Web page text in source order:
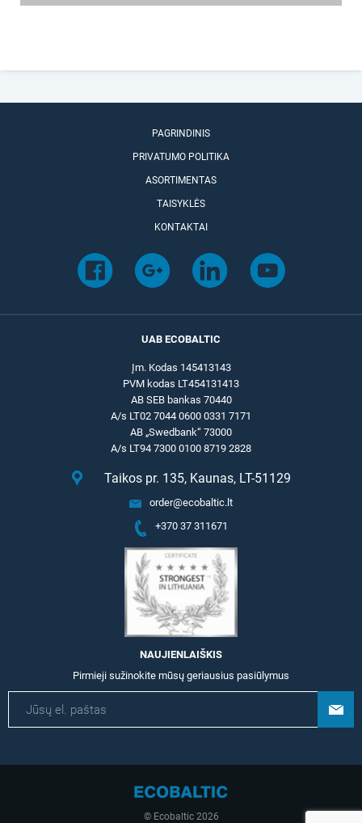
PAGRINDINIS
PRIVATUMO POLITIKA
ASORTIMENTAS
TAISYKLĖS
KONTAKTAI
UAB ECOBALTIC
Įm. Kodas 145413143
PVM kodas LT454131413
AB SEB bankas 70440
A/s LT02 7044 0600 0331 7171
AB „Swedbank“ 73000
A/s LT94 7300 0100 8719 2828
Taikos pr. 135, Kaunas, LT-51129
order@ecobaltic.lt
+370 37 311671
NAUJIENLAIŠKIS
Pirmieji sužinokite mūsų geriausius pasiūlymus
© Ecobaltic 2026